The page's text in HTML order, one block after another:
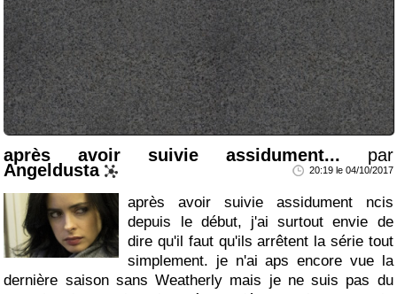
après avoir suivie assidument... par
Angeldusta 20:19 le 04/10/2017
après avoir suivie assidument ncis
depuis le début, j'ai surtout envie de
dire qu'il faut qu'ils arrêtent la série tout
simplement. je n'ai aps encore vue la
dernière saison sans Weatherly mais je ne suis pas du